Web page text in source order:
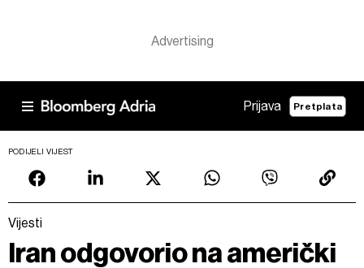
Prijava Pretplata
PODIJELI VIJEST
Vijesti
Iran odgovorio na američki